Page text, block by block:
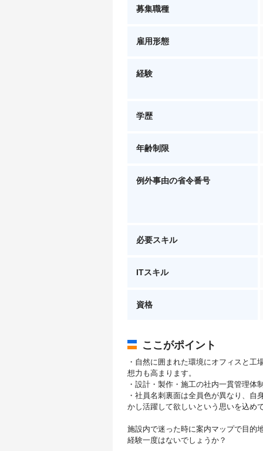
募集職種
雇用形態
経験
学歴
年齢制限
例外事由の省令番号
必要スキル
ITスキル
資格
ここがポイント
・自然に囲まれた環境にオフィスと
想力も高まり
・設計・製作・施工の社内一貫管理
・社員名刺裏面は全員色が異なり、
かし活躍して欲しいという
施設内で迷った時に案内マップで目的
経験一度はないでしょうか？